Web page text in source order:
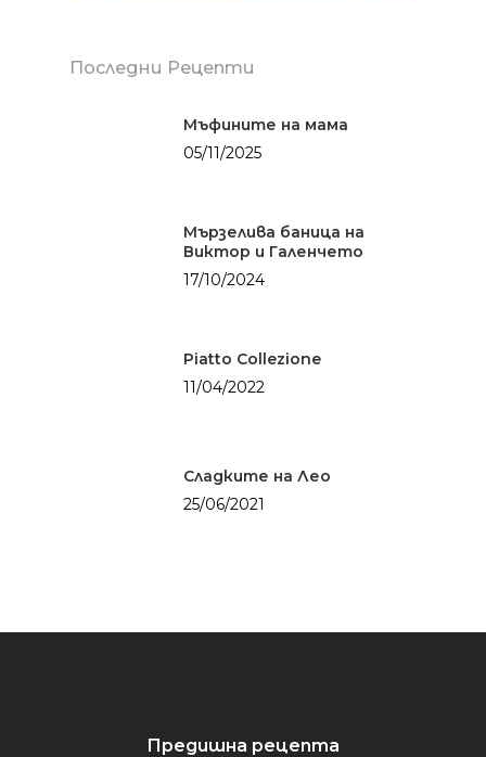
Последни Рецепти
Мъфините на мама
05/11/2025
Мързелива баница на
Виктор и Галенчето
17/10/2024
Piatto Collezione
11/04/2022
Сладките на Лео
25/06/2021
Предишна рецепта
БЕЗ месо
Солените неща
живота
Мултикукър
Риба
Здраве
живота
Вечеря
За мен